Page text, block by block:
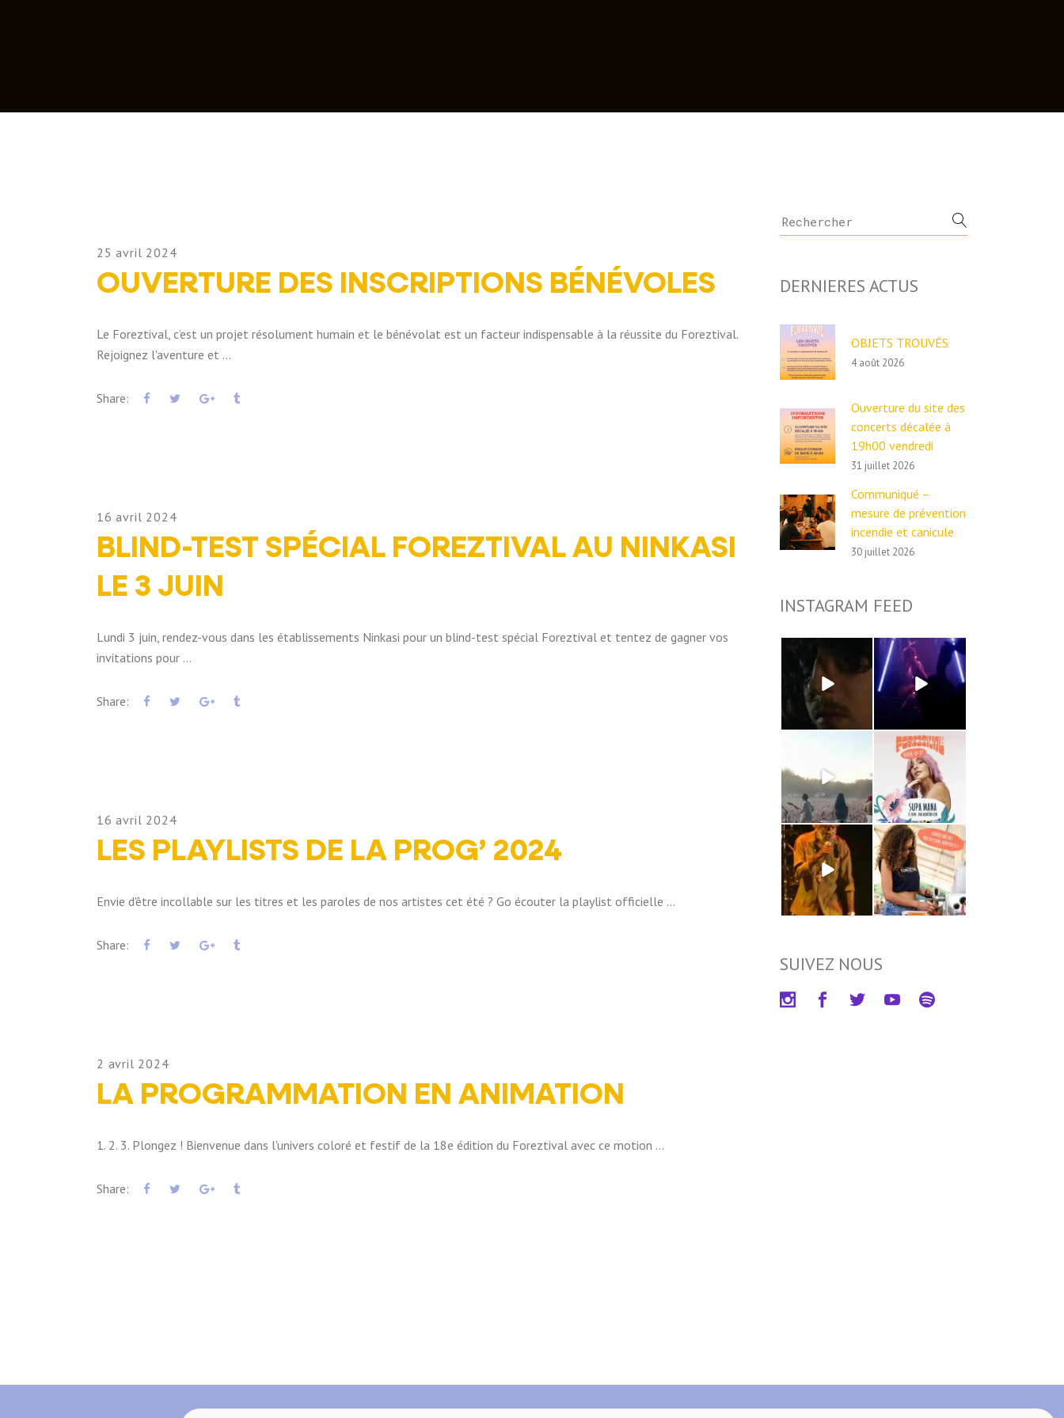
25 avril 2024
OUVERTURE DES INSCRIPTIONS BÉNÉVOLES
Le Foreztival, c’est un projet résolument humain et le bénévolat est un facteur indispensable à la réussite du Foreztival.
Rejoignez l'aventure et
Share:
16 avril 2024
BLIND-TEST SPÉCIAL FOREZTIVAL AU NINKASI
LE 3 JUIN
Lundi 3 juin, rendez-vous dans les établissements Ninkasi pour un blind-test spécial Foreztival et tentez de gagner vos
invitations pour
Share:
16 avril 2024
LES PLAYLISTS DE LA PROG’ 2024
Envie d'être incollable sur les titres et les paroles de nos artistes cet été ? Go écouter la playlist officielle
Share:
2 avril 2024
LA PROGRAMMATION EN ANIMATION
1. 2. 3. Plongez ! Bienvenue dans l'univers coloré et festif de la 18e édition du Foreztival avec ce motion
Share:
Search
for:
DERNIERES ACTUS
OBJETS TROUVÉS
4 août 2026
Ouverture du site des
concerts décalée à
19h00 vendredi
31 juillet 2026
Communiqué –
mesure de prévention
incendie et canicule
30 juillet 2026
INSTAGRAM FEED
SUIVEZ NOUS